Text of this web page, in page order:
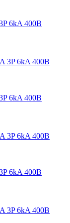
6kA 400В
6kA 400В
6kA 400В